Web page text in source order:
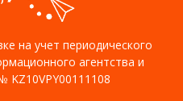
на учет периодического
агентства и
KZ10VPY00111108